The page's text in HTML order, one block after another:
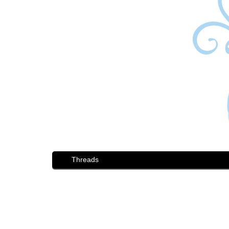
Threads